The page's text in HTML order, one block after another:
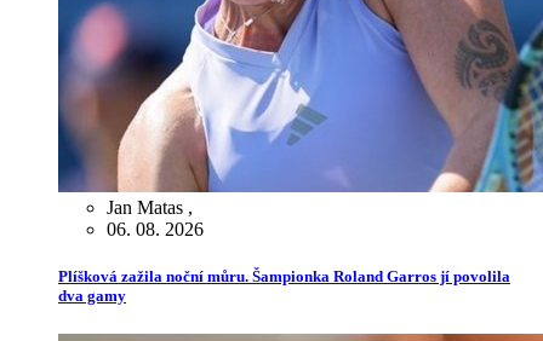
Jan Matas ,
06. 08. 2026
Plíšková zažila noční můru. Šampionka Roland Garros jí povolila
dva gamy